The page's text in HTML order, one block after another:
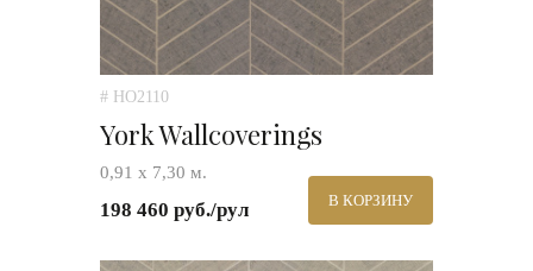
# HO2110
York Wallcoverings
0,91 х 7,30 м.
198 460 руб./рул В КОРЗИНУ